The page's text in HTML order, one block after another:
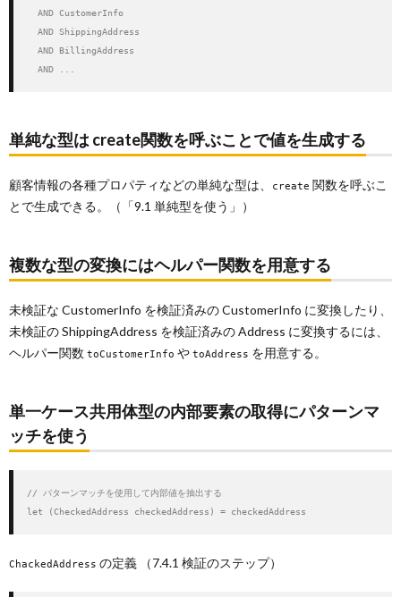
  AND CustomerInfo
  AND ShippingAddress
  AND BillingAddress
  AND ...
単純な型は create関数を呼ぶことで値を生成する
顧客情報の各種プロパティなどの単純な型は、 create 関数を呼ぶこ
とで生成できる。（「9.1 単純型を使う」）
複数な型の変換にはヘルパー関数を用意する
未検証な CustomerInfo を検証済みの CustomerInfo に変換したり、
未検証の ShippingAddress を検証済みの Address に変換するには、
ヘルパー関数 toCustomerInfo や toAddress を用意する。
単一ケース共用体型の内部要素の取得にパターンマ
ッチを使う
// パターンマッチを使用して内部値を抽出する
let (CheckedAddress checkedAddress) = checkedAddress
ChackedAddress の定義 （7.4.1 検証のステップ）